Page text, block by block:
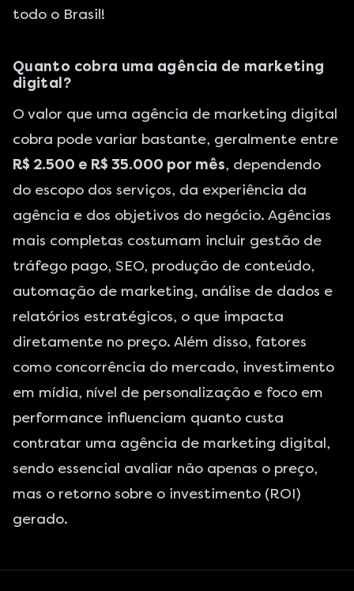
todo o Brasil!
Quanto cobra uma agência de marketing
digital?
O valor que uma agência de marketing digital
cobra pode variar bastante, geralmente entre
R$ 2.500 e R$ 35.000 por mês, dependendo
do escopo dos serviços, da experiência da
agência e dos objetivos do negócio. Agências
mais completas costumam incluir gestão de
tráfego pago, SEO, produção de conteúdo,
automação de marketing, análise de dados e
relatórios estratégicos, o que impacta
diretamente no preço. Além disso, fatores
como concorrência do mercado, investimento
em mídia, nível de personalização e foco em
performance influenciam quanto custa
contratar uma agência de marketing digital,
sendo essencial avaliar não apenas o preço,
mas o retorno sobre o investimento (ROI)
gerado.